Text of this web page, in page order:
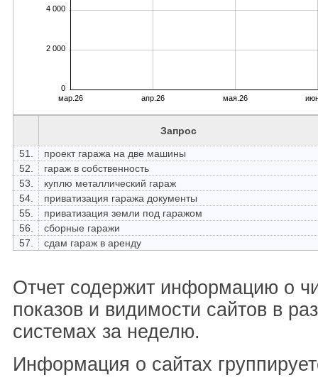
0
2 000
4 000
мар.26 апр.26 мая.26
Запрос
51.
проект гаража на две машины
52.
гараж в собственность
53.
куплю металлический гараж
54.
приватизация гаража документы
55.
приватизация земли под гаражом
56.
сборные гаражи
57.
сдам гараж в аренду
Отчет содержит информацию о
показов и видимости сайтов в
системах за неделю.
Информация о сайтах